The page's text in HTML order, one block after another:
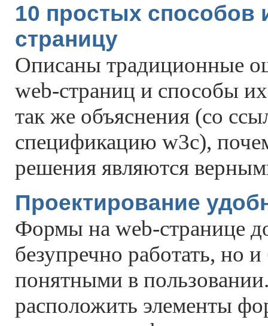
10 простых способов
страницу
Описаны традиционные
web-страниц и способы
так же объяснения (со
спецификацию w3c),
решения являются
Проектирование
Формы на web-странице
безупречно работать, но
понятными в
расположить элементы